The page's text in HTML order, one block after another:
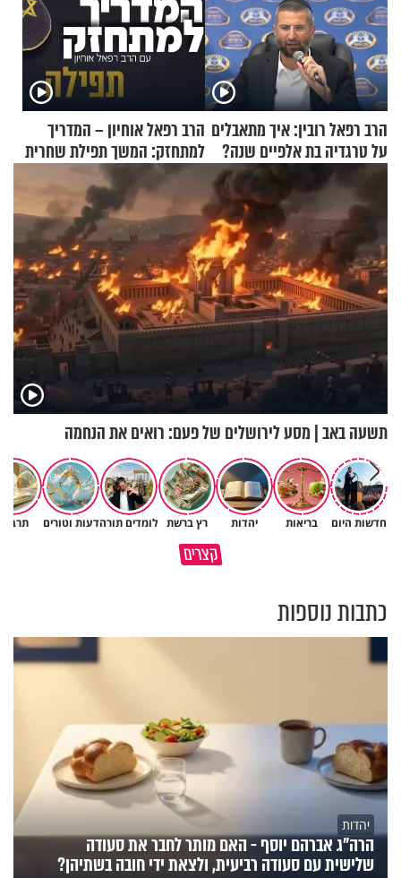
הרב רפאל רובין: איך מתאבלים
על טרגדיה בת אלפיים שנה?
הרב רפאל אוחיון – המדריך
למתחזק: המשך תפילת שחרית
מאשרי ועד עלינו
תשעה באב | מסע לירושלים של פעם: רואים את הנחמה
חדשות היום בריאות יהדות רץ ברשת לומדים תורהדעות וטורים
קצרים
גם השולחן שבת שאתם מסדרים
המעשים הנסתרים שלנו
כתבות נוספות
יהדות
הרה"ג אברהם יוסף - האם מותר לחבר את סעודה
שלישית עם סעודה רביעית, ולצאת ידי חובה בשתיהן?